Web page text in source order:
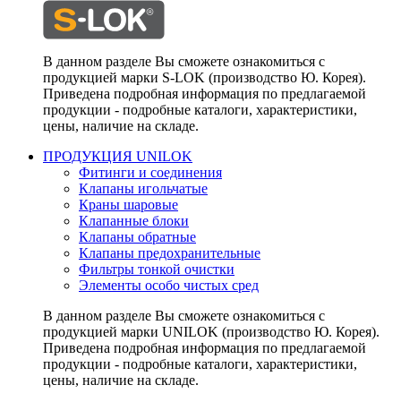
В данном разделе Вы сможете ознакомиться с
продукцией марки S-LOK (производство Ю. Корея).
Приведена подробная информация по предлагаемой
продукции - подробные каталоги, характеристики,
цены, наличие на складе.
ПРОДУКЦИЯ UNILOK
Фитинги и соединения
Клапаны игольчатые
Краны шаровые
Клапанные блоки
Клапаны обратные
Клапаны предохранительные
Фильтры тонкой очистки
Элементы особо чистых сред
В данном разделе Вы сможете ознакомиться с
продукцией марки UNILOK (производство Ю. Корея).
Приведена подробная информация по предлагаемой
продукции - подробные каталоги, характеристики,
цены, наличие на складе.